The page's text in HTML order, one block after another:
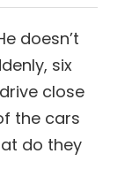
doesn’t
six
close
the cars
do they